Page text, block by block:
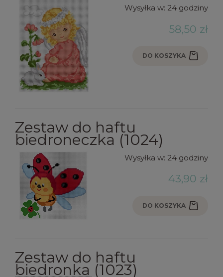
Wysyłka w: 24 godziny
58,50 zł
DO KOSZYKA
Zestaw do haftu
biedroneczka (1024)
Wysyłka w: 24 godziny
43,90 zł
DO KOSZYKA
Zestaw do haftu
biedronka (1023)